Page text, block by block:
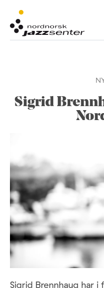
Sigrid
Sigrid Brennhaug har